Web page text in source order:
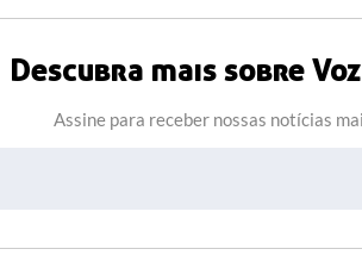
Descubra mais sobre
Assine para receber nossas notícias